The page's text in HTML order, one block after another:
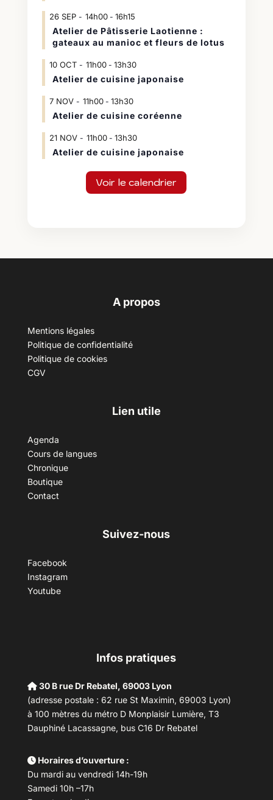
26 SEP 14h00- 16h15
Atelier de Pâtisserie Laotienne :
gateaux au manioc et fleurs de lotus
10 OCT 11h00- 13h30
Atelier de cuisine japonaise
7 NOV 11h00- 13h30
Atelier de cuisine coréenne
21 NOV 11h00- 13h30
Atelier de cuisine japonaise
Voir le calendrier
A propos
Mentions légales
Politique de confidentialité
Politique de cookies
CGV
Lien utile
Agenda
Cours de langues
Chronique
Boutique
Contact
Suivez-nous
Facebook
Instagram
Youtube
Infos pratiques
30 B rue Dr Rebatel, 69003 Lyon
(adresse postale : 62 rue St Maximin, 69003 Lyon)
à 100 mètres du métro D Monplaisir Lumière, T3
Dauphiné Lacassagne, bus C16 Dr Rebatel
Horaires d’ouverture :
Du mardi au vendredi 14h-19h
Samedi 10h –17h